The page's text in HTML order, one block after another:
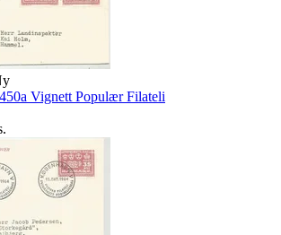
Vignett Populær Filateli
.